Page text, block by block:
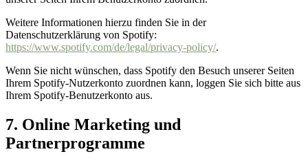
Weitere Informationen hierzu finden Sie in der
Datenschutzerklärung von Spotify:
https://www.spotify.com/de/legal/privacy-policy/.
Wenn Sie nicht wünschen, dass Spotify den Besuch unserer Seiten
Ihrem Spotify-Nutzerkonto zuordnen kann, loggen Sie sich bitte aus
Ihrem Spotify-Benutzerkonto aus.
7. Online Marketing und
Partnerprogramme